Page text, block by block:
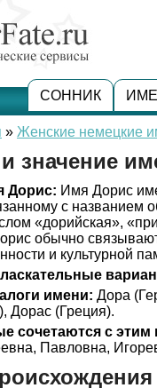
СОННИК
» Женские немецкие
значение
Дорис: Имя Дорис
с названием
«дорийская»,
обычно
и культурной
имени: Дора
Дорас (Греция).
сочетаются с
Павловна,